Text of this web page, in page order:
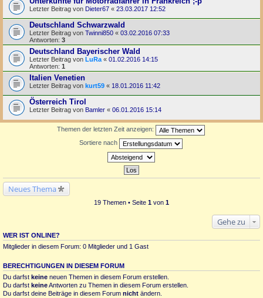
Letzter Beitrag von Dieter67 « 23.03.2017 12:52
Deutschland Schwarzwald
Letzter Beitrag von Twinni850 « 03.02.2016 07:33
Antworten: 3
Deutschland Bayerischer Wald
Letzter Beitrag von LuRa « 01.02.2016 14:15
Antworten: 1
Italien Venetien
Letzter Beitrag von kurt59 « 18.01.2016 11:42
Österreich Tirol
Letzter Beitrag von Bamler « 06.01.2016 15:14
Themen der letzten Zeit anzeigen:
Sortiere nach
Neues Thema
19 Themen • Seite 1 von 1
Gehe zu
WER IST ONLINE?
Mitglieder in diesem Forum: 0 Mitglieder und 1 Gast
BERECHTIGUNGEN IN DIESEM FORUM
Du darfst keine neuen Themen in diesem Forum erstellen.
Du darfst keineAntworten zu Themen in diesem Forum erstellen.
Du darfst deine Beiträge in diesem Forum nicht ändern.